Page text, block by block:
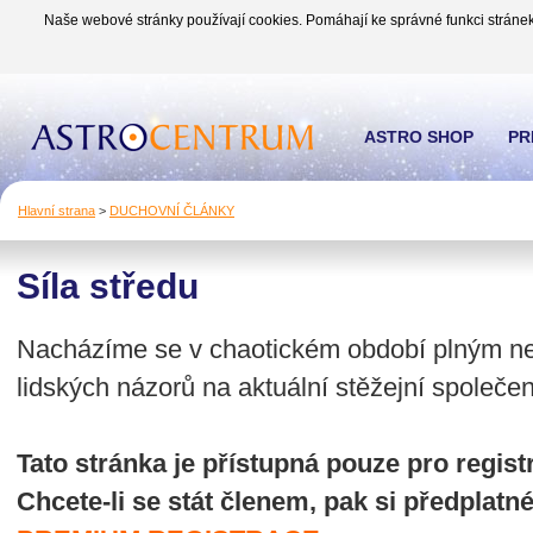
Naše webové stránky používají cookies. Pomáhají ke správné funkci
Hlavní strana > DUCHOVNÍ ČLÁNKY
Síla středu
Nacházíme se v chaotickém období plným
lidských názorů na aktuální stěžejní
Tato stránka je přístupná pouze pro
Chcete-li se stát členem, pak si
ASTRO SHOP